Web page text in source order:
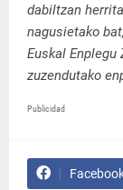
dabiltzan
nagusietako
Euskal
zuzendutako
Publicidad